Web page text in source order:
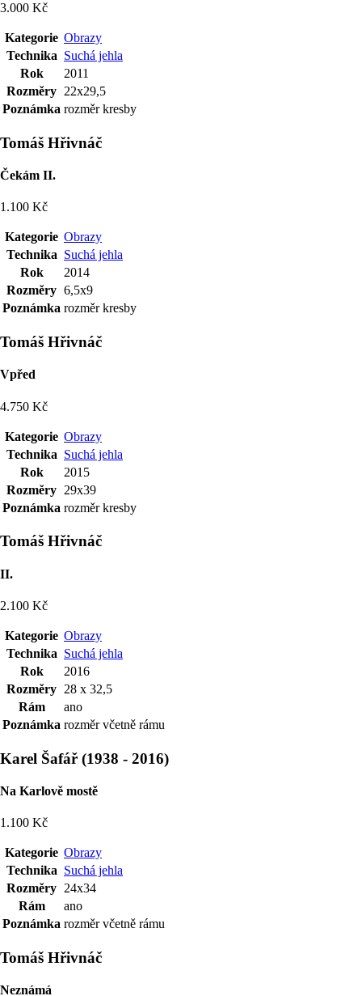
3.000 Kč
Kategorie Obrazy
Technika Suchá jehla
Rok
2011
Rozměry 22x29,5
Poznámka rozměr kresby
Tomáš Hřivnáč
Čekám II.
1.100 Kč
Kategorie Obrazy
Technika Suchá jehla
Rok
2014
Rozměry 6,5x9
Poznámka rozměr kresby
Tomáš Hřivnáč
Vpřed
4.750 Kč
Kategorie Obrazy
Technika Suchá jehla
Rok
2015
Rozměry 29x39
Poznámka rozměr kresby
Tomáš Hřivnáč
II.
2.100 Kč
Kategorie Obrazy
Technika Suchá jehla
Rok
2016
Rozměry 28 x 32,5
Rám
ano
Poznámka rozměr včetně rámu
Karel Šafář (1938 - 2016)
Na Karlově mostě
1.100 Kč
Kategorie Obrazy
Technika Suchá jehla
Rozměry 24x34
Rám
ano
Poznámka rozměr včetně rámu
Tomáš Hřivnáč
Neznámá